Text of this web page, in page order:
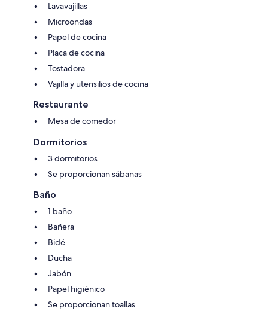
Lavavajillas
Microondas
Papel de cocina
Placa de cocina
Tostadora
Vajilla y utensilios de cocina
Restaurante
Mesa de comedor
Dormitorios
3 dormitorios
Se proporcionan sábanas
Baño
1 baño
Bañera
Bidé
Ducha
Jabón
Papel higiénico
Se proporcionan toallas